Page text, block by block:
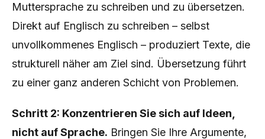
Muttersprache zu schreiben und zu übersetzen.
Direkt auf Englisch zu schreiben – selbst
unvollkommenes Englisch – produziert Texte, die
strukturell näher am Ziel sind. Übersetzung führt
zu einer ganz anderen Schicht von Problemen.
Schritt 2: Konzentrieren Sie sich auf Ideen,
nicht auf Sprache. Bringen Sie Ihre Argumente,